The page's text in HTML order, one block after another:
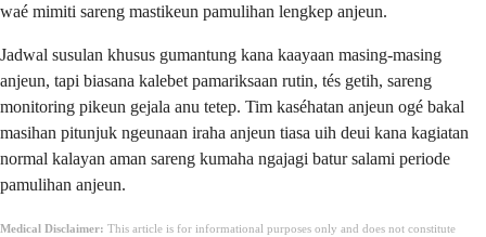
waé mimiti sareng mastikeun pamulihan lengkep anjeun.
Jadwal susulan khusus gumantung kana kaayaan masing-masing
anjeun, tapi biasana kalebet pamariksaan rutin, tés getih, sareng
monitoring pikeun gejala anu tetep. Tim kaséhatan anjeun ogé bakal
masihan pitunjuk ngeunaan iraha anjeun tiasa uih deui kana kagiatan
normal kalayan aman sareng kumaha ngajagi batur salami periode
pamulihan anjeun.
Medical Disclaimer: This article is for informational purposes only and does not constitute